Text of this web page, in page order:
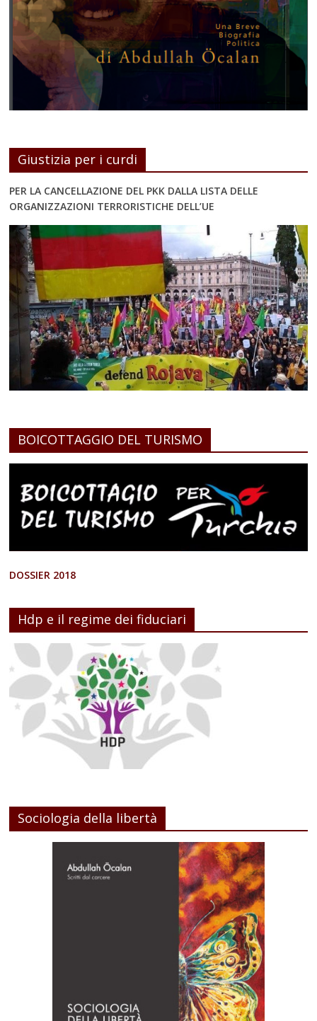
Giustizia per i curdi
PER LA CANCELLAZIONE DEL PKK DALLA LISTA DELLE
ORGANIZZAZIONI TERRORISTICHE DELL’UE
BOICOTTAGGIO DEL TURISMO
DOSSIER 2018
Hdp e il regime dei fiduciari
Sociologia della libertà